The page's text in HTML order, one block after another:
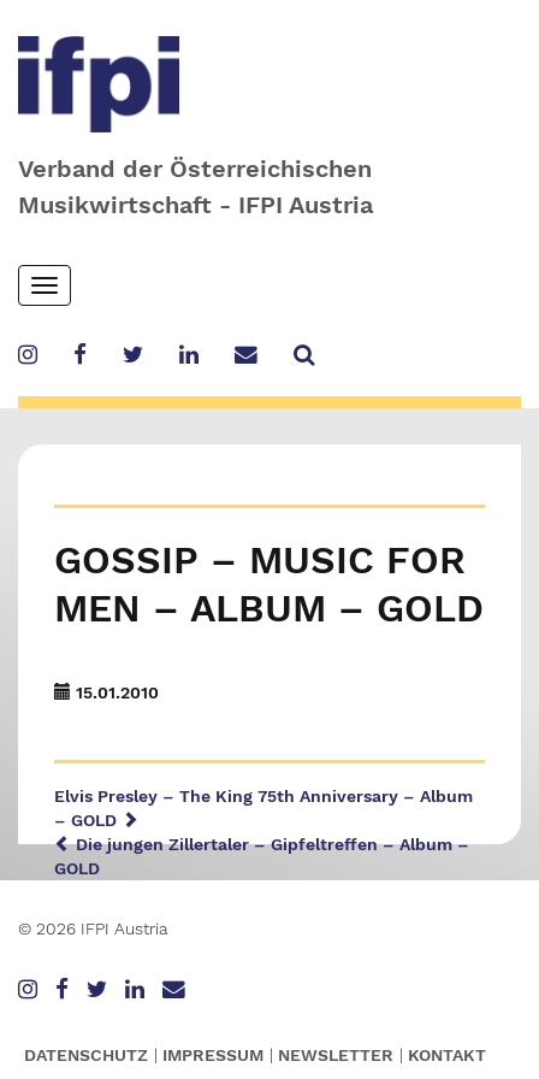
Verband der Österreichischen
Musikwirtschaft - IFPI Austria
Skip
to
content
Toggle
navigation
GOSSIP – MUSIC FOR
MEN – ALBUM – GOLD
15.01.2010
Elvis Presley – The King 75th Anniversary – Album
– GOLD
Die jungen Zillertaler – Gipfeltreffen – Album –
GOLD
© 2026 IFPI Austria
DATENSCHUTZ IMPRESSUM NEWSLETTER KONTAKT